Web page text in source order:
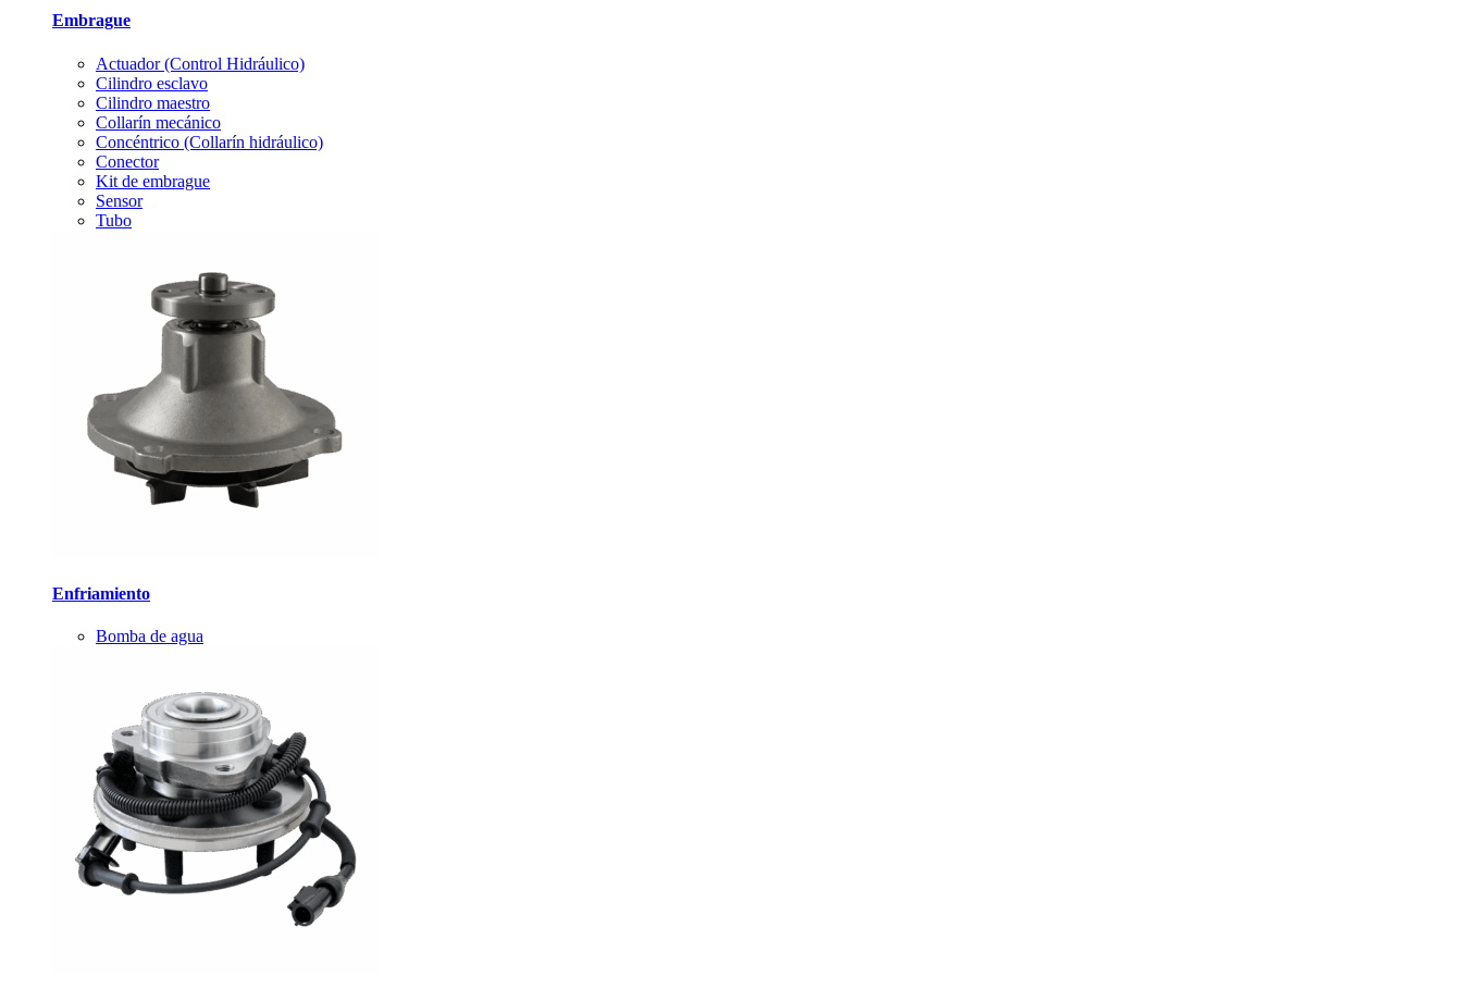
Embrague
Actuador (Control Hidráulico)
Cilindro esclavo
Cilindro maestro
Collarín mecánico
Concéntrico (Collarín hidráulico)
Conector
Kit de embrague
Sensor
Tubo
Enfriamiento
Bomba de agua